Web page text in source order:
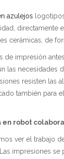
azulejos
directamente
cerámicas, de
de impresión
las necesidades
resisten las
también para
en robot
ver el trabajo
Las impresiones se